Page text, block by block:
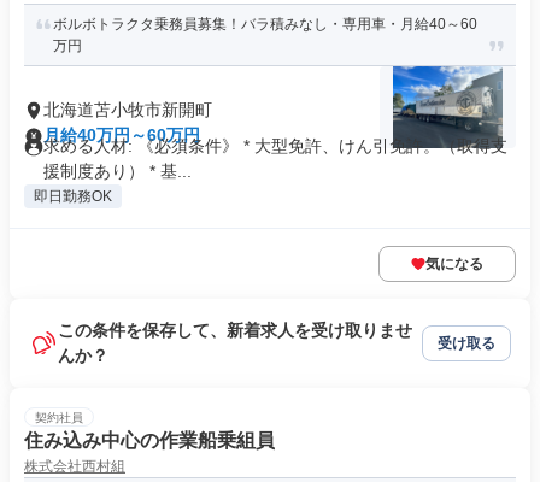
ボルボトラクタ乗務員募集！バラ積みなし・専用車・月給40～60
万円
北海道苫小牧市新開町
月給40万円～60万円
求める人材: 《必須条件》 * 大型免許、けん引免許。（取得支
援制度あり） * 基...
即日勤務OK
気になる
この条件を保存して、新着求人を受け取りませ
んか？
受け取る
契約社員
住み込み中心の作業船乗組員
株式会社西村組